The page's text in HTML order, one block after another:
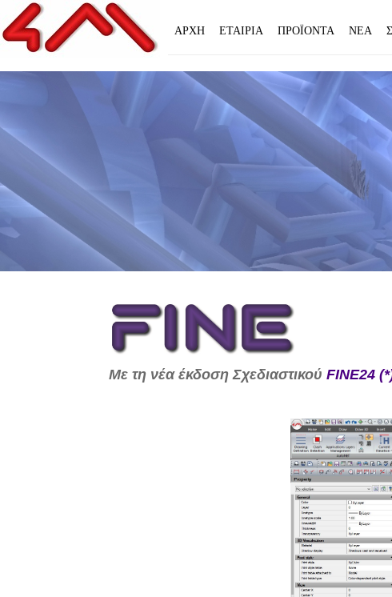
ΑΡΧΗ ΕΤΑΙΡΙΑ ΠΡΟΪΟΝΤΑ ΝΕΑ
Με τη νέα έκδοση Σχεδιαστικού FINE24